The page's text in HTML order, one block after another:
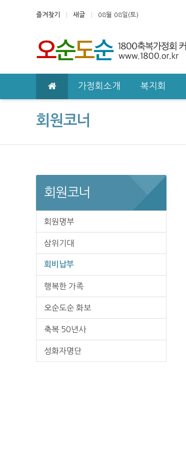
즐겨찾기 새글 08월 08일(토)
메인 메뉴 가정회소개 복지회
회원코너
회원코너
회원명부
삼위기대
회비납부
행복한 가족
오순도순 화보
축복 50년사
성화자명단